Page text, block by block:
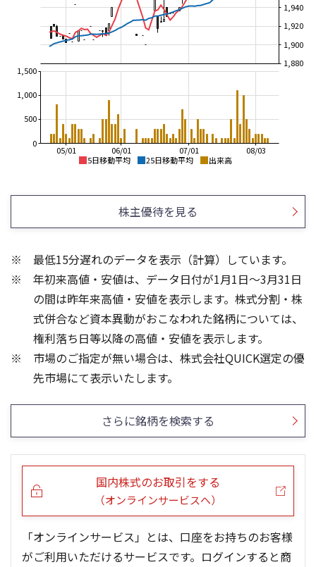
5日移動平均 25日移動平均 出来高
08/03
07/01
06/01
05/01
1,880
1,900
1,920
1,940
0
500
1,000
1,500
25/12
25/10
25/08
25/06
25/04
1,700
1,800
2,000
2,100
24/01
23/01
22/01
21/01
1,000
1,200
1
株主優待を見る
最低15分遅れのデータを表示（計算）しています。
年初来高値・安値は、データ日付が1月1日～3月31日
の間は昨年来高値・安値を表示します。株式分割・株
式併合など資本異動がおこなわれた銘柄については、
権利落ち日等以降の高値・安値を表示します。
市場のご指定が無い場合は、株式会社QUICK選定の優
先市場にて表示いたします。
さらに銘柄を検索する
国内株式のお取引をする
（オンラインサービスへ）
「オンラインサービス」とは、口座をお持ちのお客様
がご利用いただけるサービスです。ログインすると商